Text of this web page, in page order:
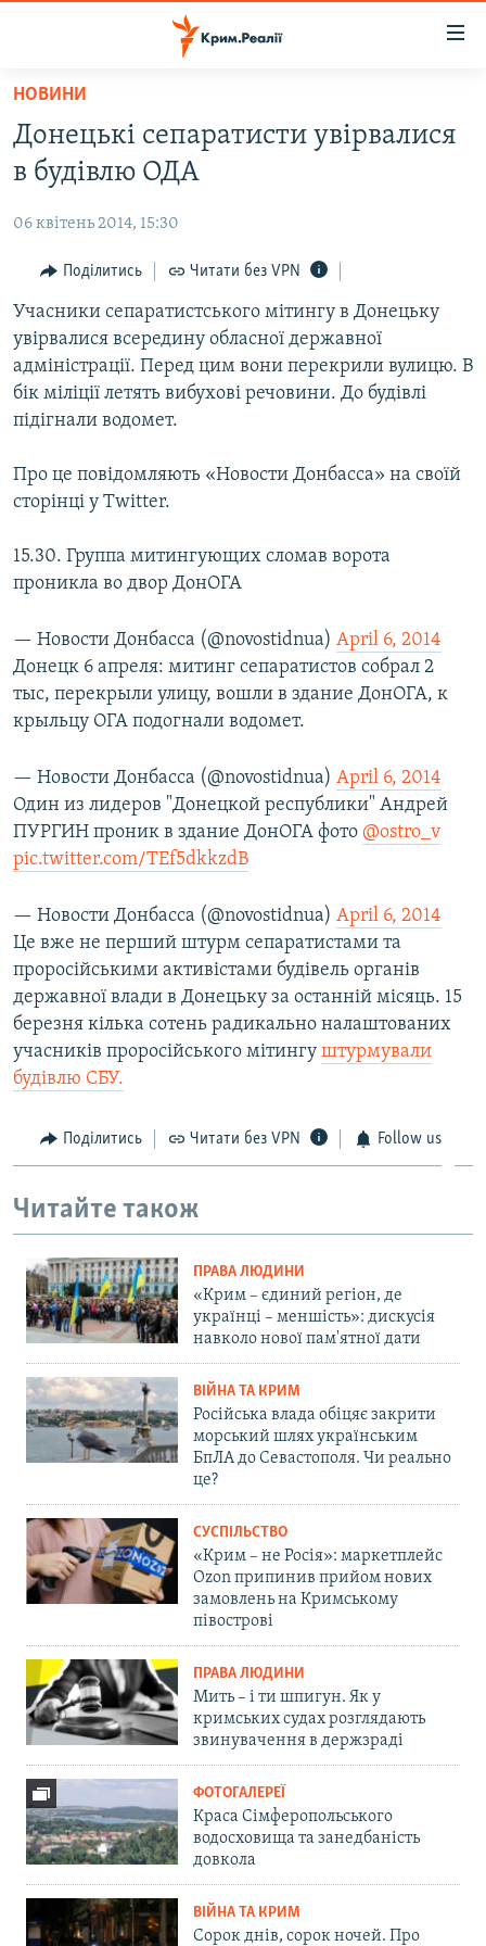
Перейти
основного
матеріалу
Перейти
до
навігації
Перейти
до
пошуку
ВОДА.КРИМ
ВІДЕО ТА ФОТО
ПОЛІТИКА
БЛОГИ
ПОГЛЯД
ІНТЕРВ'Ю
ВСЕ ЗА ДЕНЬ
СПЕЦПРОЕКТИ
ДЕПОРТАЦІЯ
ВІДЕОУРОКИ «ELIFBE»
СВІДЧЕННЯ ОКУПАЦІЇ
УКРАЇНСЬКА ПРОБЛЕМА КРИМУ
ЯК ОБІЙТИ БЛОКУВАННЯ
Qırımtatar
Усі сайти RFE/RL
НОВИНИ
Донецькі сепаратисти увірвалися
в будівлю ОДА
06 квітень 2014, 15:30
Поділитись Читати без VPN
Учасники сепаратистського мітингу в Донецьку
увірвалися всередину обласної державної
адміністрації. Перед цим вони перекрили вулицю. В
бік міліції летять вибухові речовини. До будівлі
підігнали водомет.
Про це повідомляють «Новости Донбасса» на своїй
сторінці у Twitter.
15.30. Группа митингующих сломав ворота
проникла во двор ДонОГА
— Новости Донбасса (@novostidnua) April 6, 2014
Донецк 6 апреля: митинг сепаратистов собрал 2
тыс, перекрыли улицу, вошли в здание ДонОГА, к
крыльцу ОГА подогнали водомет.
— Новости Донбасса (@novostidnua) April 6, 2014
Один из лидеров "Донецкой республики" Андрей
ПУРГИН проник в здание ДонОГА фото @ostro_v
pic.twitter.com/TEf5dkkzdB
— Новости Донбасса (@novostidnua) April 6, 2014
Це вже не перший штурм сепаратистами та
проросійськими активістами будівель органів
державної влади в Донецьку за останній місяць. 15
березня кілька сотень радикально налаштованих
учасників проросійського мітингу штурмували
будівлю СБУ.
Поділитись Читати без VPN Follow us
Читайте також
ПРАВА ЛЮДИНИ
«Крим – єдиний регіон, де
українці – меншість»: дискусія
навколо нової пам'ятної дати
ВІЙНА ТА КРИМ
Російська влада обіцяє закрити
морський шлях українським
БпЛА до Севастополя. Чи реально
це?
СУСПІЛЬСТВО
«Крим – не Росія»: маркетплейс
Ozon припинив прийом нових
замовлень на Кримському
півострові
ПРАВА ЛЮДИНИ
Мить – і ти шпигун. Як у
кримських судах розглядають
звинувачення в держзраді
ФОТОГАЛЕРЕЇ
Краса Сімферопольського
водосховища та занедбаність
довкола
ВІЙНА ТА КРИМ
Сорок днів, сорок ночей. Про